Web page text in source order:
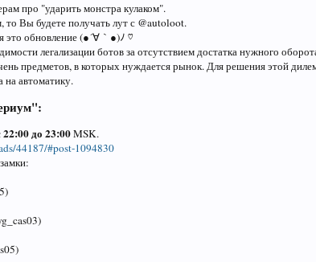
про "ударить монстра кулаком".
то Вы будете получать лут с @autoloot.
это обновление (●´∀｀●)ﾉ ♡
легализации ботов за отсутствием достатка нужного
предметов, в которых нуждается рынок. Для решения этой
на автоматику.
22:00 до 23:00MSK.
44187/#post-1094830